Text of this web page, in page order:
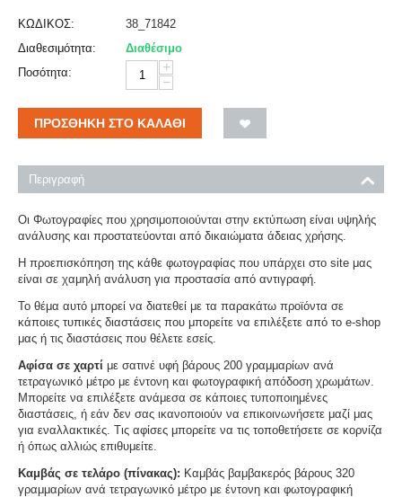
ΚΩΔΙΚΟΣ:
38_71842
Διαθεσιμότητα:
Διαθέσιμο
Ποσότητα:
+
−
ΠΡΟΣΘΉΚΗ ΣΤΟ ΚΑΛΆΘΙ
Περιγραφή
Οι Φωτογραφίες που χρησιμοποιούνται στην εκτύπωση είναι υψηλής
ανάλυσης και προστατεύονται από δικαιώματα άδειας χρήσης.
Η προεπισκόπηση της κάθε φωτογραφίας που υπάρχει στο site μας
είναι σε χαμηλή ανάλυση για προστασία από αντιγραφή.
Το θέμα αυτό μπορεί να διατεθεί με τα παρακάτω προϊόντα σε
κάποιες τυπικές διαστάσεις που μπορείτε να επιλέξετε από το e-shop
μας ή τις διαστάσεις που θέλετε εσείς.
Αφίσα σε χαρτί με σατινέ υφή βάρους 200 γραμμαρίων ανά
τετραγωνικό μέτρο με έντονη και φωτογραφική απόδοση χρωμάτων.
Μπορείτε να επιλέξετε ανάμεσα σε κάποιες τυποποιημένες
διαστάσεις, ή εάν δεν σας ικανοποιούν να επικοινωνήσετε μαζί μας
για εναλλακτικές. Τις αφίσες μπορείτε να τις τοποθετήσετε σε κορνίζα
ή όπως αλλιώς επιθυμείτε.
Καμβάς σε τελάρο (πίνακας): Καμβάς βαμβακερός βάρους 320
γραμμαρίων ανά τετραγωνικό μέτρο με έντονη και φωτογραφική